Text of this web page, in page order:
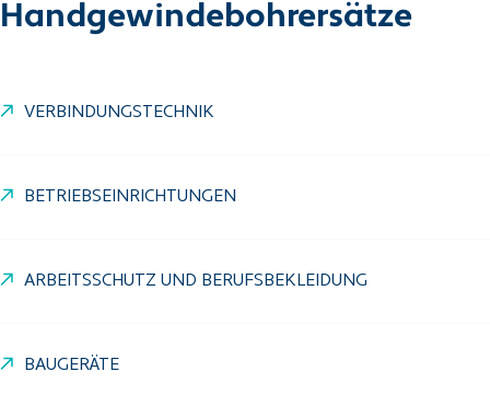
Handgewindebohrersätze
VERBINDUNGSTECHNIK
BETRIEBSEINRICHTUNGEN
ARBEITSSCHUTZ UND BERUFSBEKLEIDUNG
BAUGERÄTE